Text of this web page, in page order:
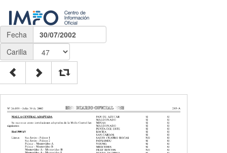
Fecha
30/07/2002
Carilla